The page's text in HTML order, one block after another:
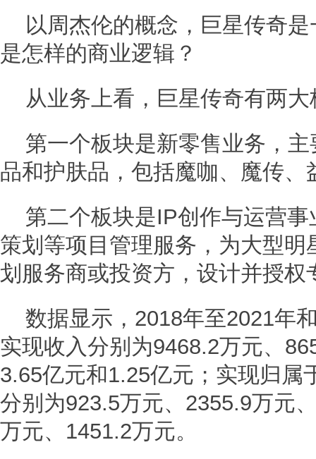
以周杰伦的概念，巨星传奇
是怎样的商业逻辑？
从业务上看，巨星传奇有两大
第一个板块是新零售业务，
品和护肤品，包括魔咖、魔传、
第二个板块是IP创作与运营
策划等项目管理服务，为大型
划服务商或投资方，设计并授权
数据显示，2018年至2021年
实现收入分别为9468.2万元、
3.65亿元和1.25亿元；实现归属
分别为923.5万元、2355.9万元
万元、1451.2万元。